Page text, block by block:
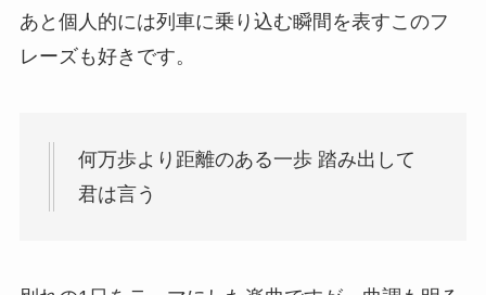
あと個人的には列車に乗り込む瞬間を表すこのフ
レーズも好きです。
何万歩より距離のある一歩 踏み出して
君は言う